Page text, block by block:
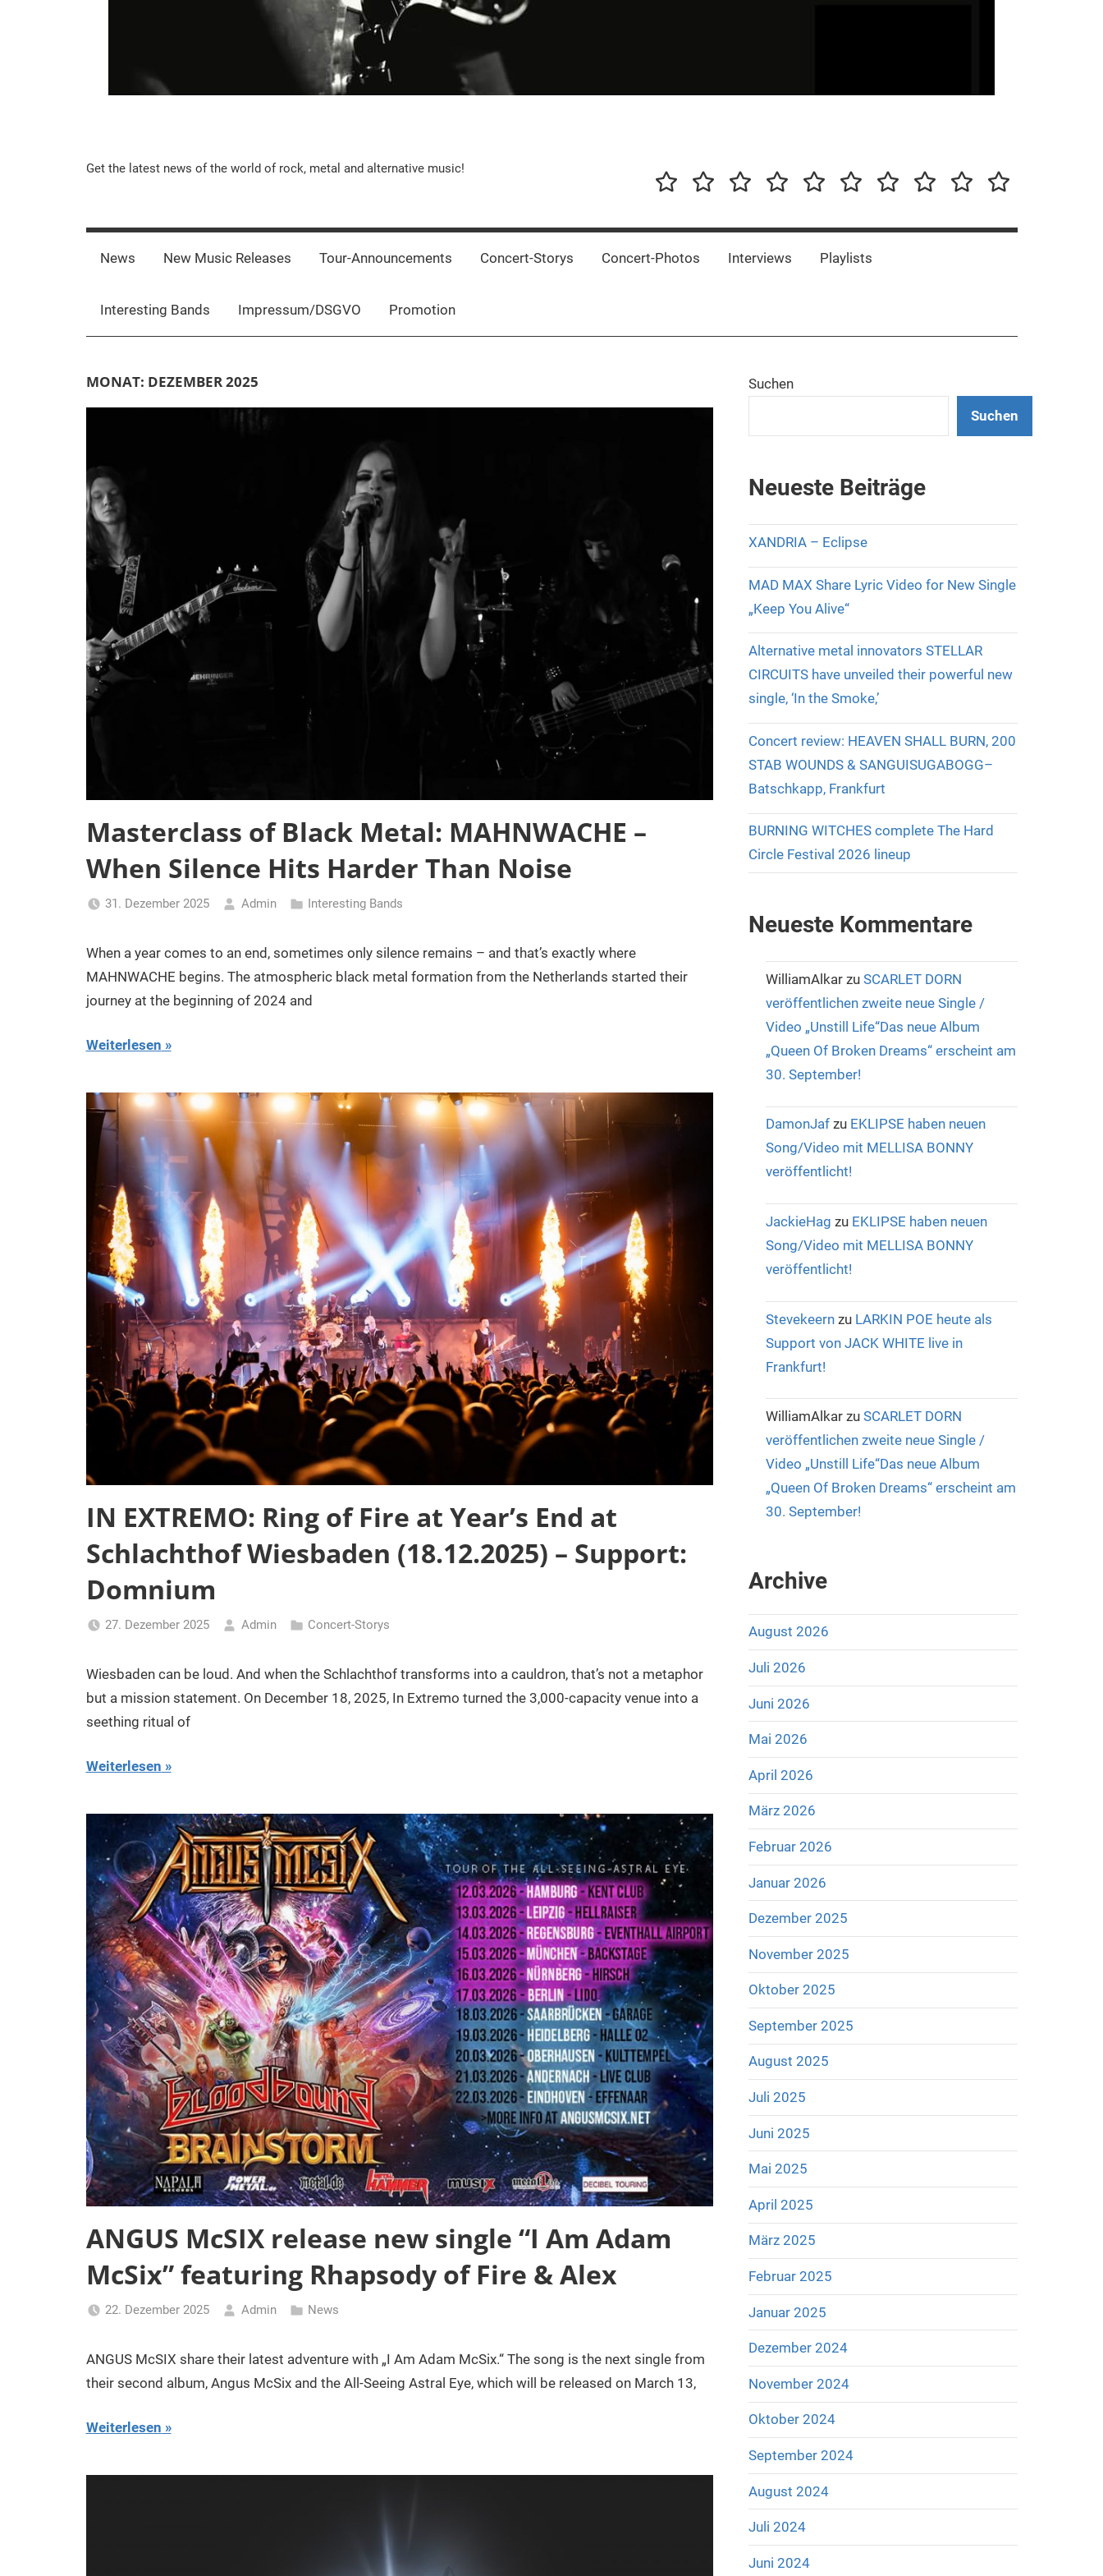
Music-
Rebels.Com
Get the latest news of the world of rock, metal and alternative music!
News
New
Releases
Tour-
Concert-Concert-InterviewsPlaylistsInterestingImpressum/DSGVO
Promotion
News New Music Releases Tour-Announcements Concert-Storys Concert-Photos Interviews Playlists
Interesting Bands Impressum/DSGVO Promotion
MONAT: DEZEMBER 2025
Masterclass of Black Metal: MAHNWACHE –
When Silence Hits Harder Than Noise
31. Dezember 2025 Admin Interesting Bands
When a year comes to an end, sometimes only silence remains – and that’s exactly where
MAHNWACHE begins. The atmospheric black metal formation from the Netherlands started their
journey at the beginning of 2024 and
Weiterlesen
IN EXTREMO: Ring of Fire at Year’s End at
Schlachthof Wiesbaden (18.12.2025) – Support:
Domnium
27. Dezember 2025 Admin Concert-Storys
Wiesbaden can be loud. And when the Schlachthof transforms into a cauldron, that’s not a metaphor
but a mission statement. On December 18, 2025, In Extremo turned the 3,000-capacity venue into a
seething ritual of
Weiterlesen
ANGUS McSIX release new single “I Am Adam
McSix” featuring Rhapsody of Fire & Alex
22. Dezember 2025 Admin News
ANGUS McSIX share their latest adventure with „I Am Adam McSix.“ The song is the next single from
their second album, Angus McSix and the All-Seeing Astral Eye, which will be released on March 13,
Weiterlesen
Suchen
Suchen
Neueste Beiträge
XANDRIA – Eclipse
MAD MAX Share Lyric Video for New Single
„Keep You Alive“
Alternative metal innovators STELLAR
CIRCUITS have unveiled their powerful new
single, ‘In the Smoke,’
Concert review: HEAVEN SHALL BURN, 200
STAB WOUNDS & SANGUISUGABOGG–
Batschkapp, Frankfurt
BURNING WITCHES complete The Hard
Circle Festival 2026 lineup
Neueste Kommentare
WilliamAlkar zu SCARLET DORN
veröffentlichen zweite neue Single /
Video „Unstill Life“Das neue Album
„Queen Of Broken Dreams“ erscheint am
30. September!
DamonJaf zu EKLIPSE haben neuen
Song/Video mit MELLISA BONNY
veröffentlicht!
JackieHag zu EKLIPSE haben neuen
Song/Video mit MELLISA BONNY
veröffentlicht!
Stevekeern zu LARKIN POE heute als
Support von JACK WHITE live in
Frankfurt!
WilliamAlkar zu SCARLET DORN
veröffentlichen zweite neue Single /
Video „Unstill Life“Das neue Album
„Queen Of Broken Dreams“ erscheint am
30. September!
Archive
August 2026
Juli 2026
Juni 2026
Mai 2026
April 2026
März 2026
Februar 2026
Januar 2026
Dezember 2025
November 2025
Oktober 2025
September 2025
August 2025
Juli 2025
Juni 2025
Mai 2025
April 2025
März 2025
Februar 2025
Januar 2025
Dezember 2024
November 2024
Oktober 2024
September 2024
August 2024
Juli 2024
Juni 2024